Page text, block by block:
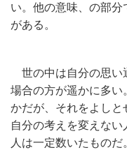
い。他の意味、の部
がある。
世の中は自分の思い
場合の方が遥かに多い
かだが、それをよしと
自分の考えを変えな
人は一定数いたもの